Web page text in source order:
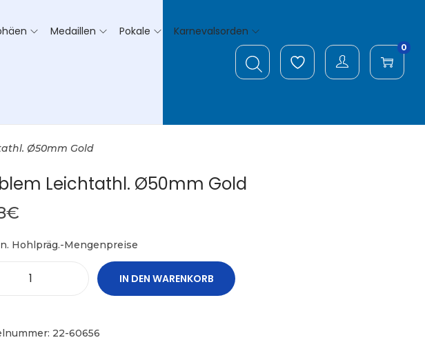
Medaillen Pokale Karnevalsorden
0
Ø50mm Gold
Leichtathl. Ø50mm Gold
€
Hohlpräg.-Mengenpreise
IN DEN WARENKORB
22-60656